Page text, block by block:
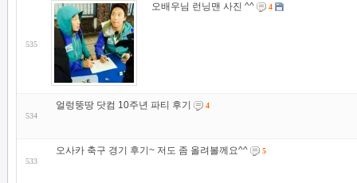
535
오배우님 런닝맨 사진 ^^ 4
534
얼렁뚱땅 닷컴 10주년 파티 후기 4
533
오사카 축구 경기 후기~ 저도 좀 올려볼께요^^ 5